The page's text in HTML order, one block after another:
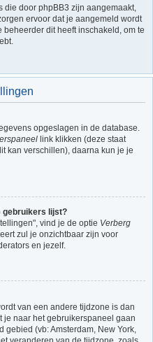
die door phpBB3 zijn aangemaakt,
ervoor dat je aangemeld wordt
dit heeft inschakeld, om te
opgeslagen in de database.
link klikken (deze staat
kan verschillen), daarna kun je je
gebruikers lijst?
vind je de optie Verberg
zul je onzichtbaar zijn voor
en jezelf.
van een andere tijdzone is dan
je naar het gebruikerspaneel gaan
(vb: Amsterdam, New York,